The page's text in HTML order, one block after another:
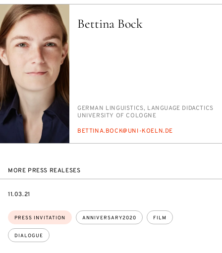
Bettina Bock
PERSON_RESEARCH_SUBJECT
GER­MAN LIN­GUIS­TICS, LAN­GUAGE DI­DAC­TICS
INSTITUTION
UNI­VER­SI­TY OF COLOGNE
E-
BET­TI­NA.BOCK@UNI-KOELN.DE
MORE PRESS REALESES
Topics:
PRESS INVITATION ANNIVERSARY2020 FILM
DIALOGUE
DATE
11.03.21